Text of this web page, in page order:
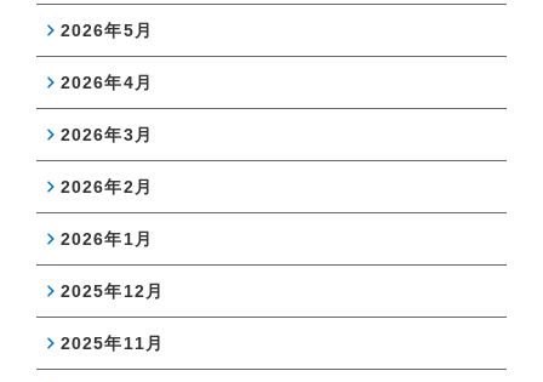
2026年5月
2026年4月
2026年3月
2026年2月
2026年1月
2025年12月
2025年11月